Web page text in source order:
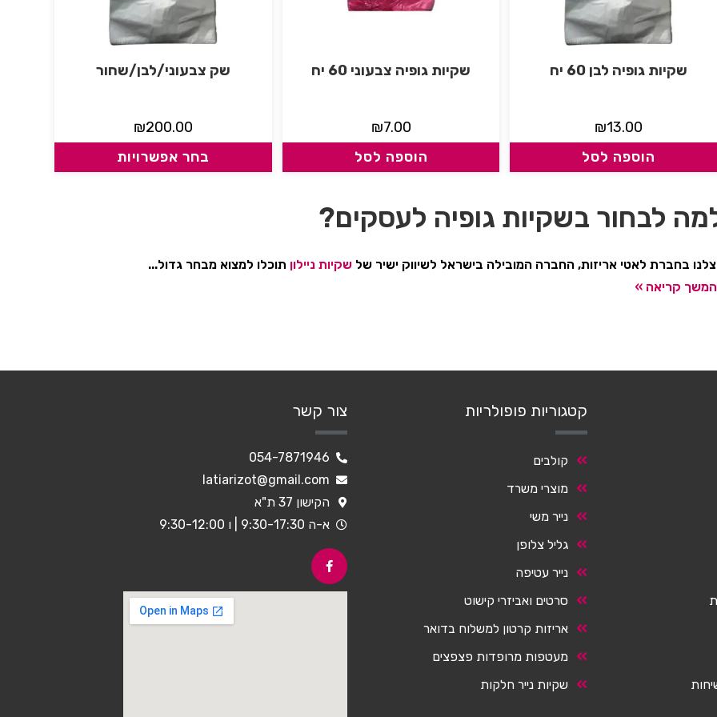
שקיות גופיה לבן 60 יח
₪13.00
הוספה לסל
שקיות גופיה צבעוני 60 יח
₪7.00
הוספה לסל
שק צבעוני/לבן/שחור
₪200.00
בחר אפשרויות
לבחור בשקיות גופיה לעסקים?
בחברת לאטי אריזות, החברה המובילה בישראל לשיווק ישיר של שקיות ניילון תוכלו למצוא מבחר גדול...
קריאה »
קטגוריות פופולריות
קולבים
מוצרי משרד
נייר משי
גליל צלופן
נייר עטיפה
סרטים ואביזרי קישוט
אריזות קרטון למשלוח בדואר
מעטפות מרופדות פצפצים
שקיות נייר חלקות
צור קשר
054-7871946
latiarizot@gmail.com
הקישון 37 ת"א
א-ה 9:30-17:30 | ו 9:30-12:00